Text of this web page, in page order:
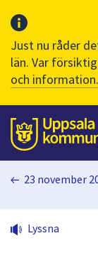
Just nu råder
län. Var
och information.
Till sidans
huvudinnehåll
23 november
Lyssna